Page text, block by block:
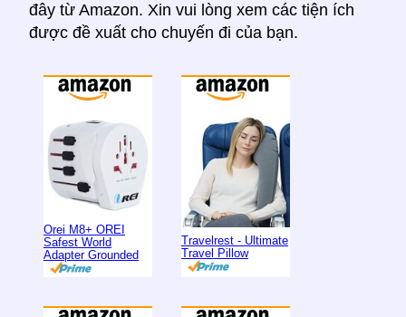
đây từ Amazon. Xin vui lòng xem các tiện ích
được đề xuất cho chuyến đi của bạn.
Orei M8+ OREI
Safest World
Adapter Grounded
Travelrest - Ultimate
Travel Pillow